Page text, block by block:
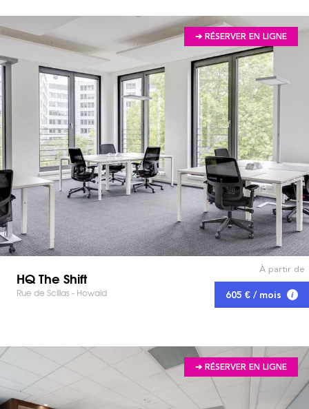
➔ RÉSERVER EN LIGNE
HQ The Shift
Rue de Scillas - Howald
À partir de
605 € / mois
➔ RÉSERVER EN LIGNE